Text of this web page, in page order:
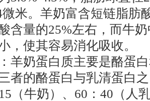
米。羊奶富含短链脂肪
含量的25%左右，而牛
，使其容易消化吸收。
奶蛋白质主要是酪蛋白
者的酪蛋白与乳清蛋白
（牛奶）、60：40（人